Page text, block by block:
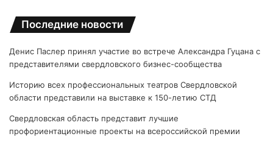
Последние новости
Денис Паслер принял участие во встрече Александра Гуцана с
представителями свердловского бизнес-сообщества
Историю всех профессиональных театров Свердловской
области представили на выставке к 150-летию СТД
Свердловская область представит лучшие
профориентационные проекты на всероссийской премии